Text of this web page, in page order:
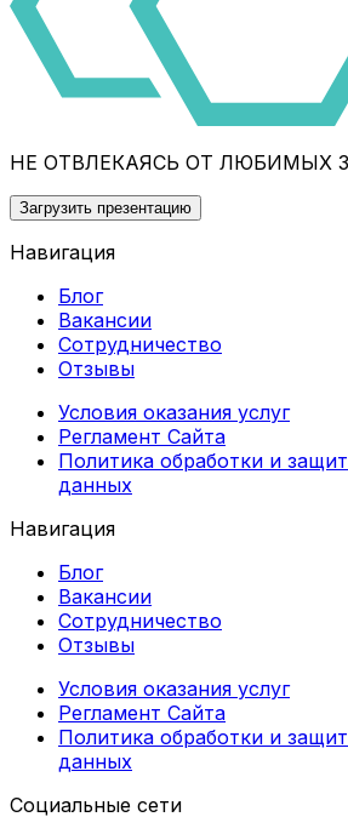
НЕ ОТВЛЕКАЯСЬ ОТ ЛЮБИМЫХ
Загрузить презентацию
Навигация
Блог
Вакансии
Сотрудничество
Отзывы
Условия оказания услуг
Регламент Сайта
Политика обработки и
данных
Навигация
Блог
Вакансии
Сотрудничество
Отзывы
Условия оказания услуг
Регламент Сайта
Политика обработки и
данных
Социальные сети